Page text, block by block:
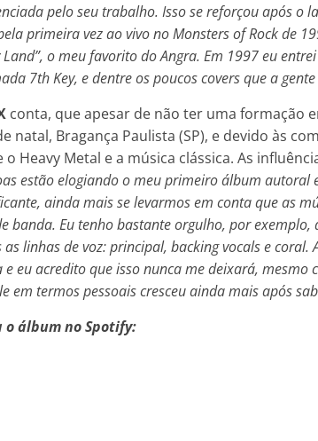
pelo seu trabalho. Isso se reforçou após o
primeira vez ao vivo no Monsters of Rock de
Land”, o meu favorito do Angra. Em 1997 eu
7th Key, e dentre os poucos covers que a
conta, que apesar de não ter uma formação
natal, Bragança Paulista (SP), e devido às
o Heavy Metal e a música clássica. As
estão elogiando o meu primeiro álbum
ainda mais se levarmos em conta que as
banda. Eu tenho bastante orgulho, por
as linhas de voz: principal, backing vocals e
e eu acredito que isso nunca me deixará,
em termos pessoais cresceu ainda mais após
o álbum no Spotify: